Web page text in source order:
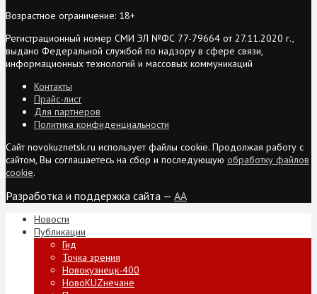
Возрастное ограничение: 18+
Регистрационный номер СМИ ЭЛ №ФС 77-79664 от 27.11.2020 г.,
выдано Федеральной службой по надзору в сфере связи,
информационных технологий и массовых коммуникаций
Контакты
Прайс-лист
Для партнеров
Политика конфиденциальности
Сайт novokuznetsk.ru использует файлы cookie. Продолжая работу с
сайтом, Вы соглашаетесь на сбор и последующую обработку файлов
cookie.
Разработка и поддержка сайта — AA
Новости
Публикации
Гид
Точка зрения
Новокузнецк-400
НовоKUZнечане